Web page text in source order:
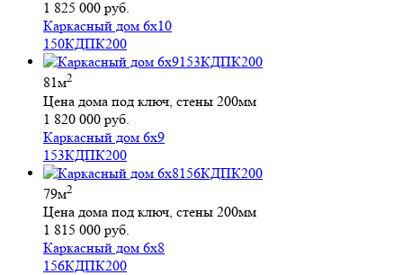
1 825 000 руб.
Каркасный дом 6х10
150КДПК200
81м2
Цена дома под ключ, стены 200мм
1 820 000 руб.
Каркасный дом 6х9
153КДПК200
79м2
Цена дома под ключ, стены 200мм
1 815 000 руб.
Каркасный дом 6х8
156КДПК200